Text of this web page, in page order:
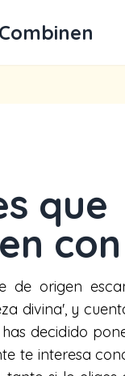
que
con
de origen
divina', y
decidido
te interesa